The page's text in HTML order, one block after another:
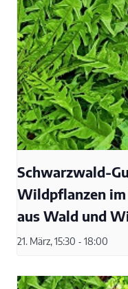
Schwarzwald-
Wildpflanzen im
aus Wald und
21. März, 15:30 - 18:00